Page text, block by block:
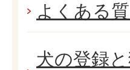
よくある
犬の登録